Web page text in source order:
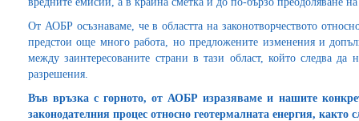
От АОБР осъзнаваме, че в областта на законотворчеството
предстои още много работа, но предложените изменения и
между заинтересованите страни в тази област, който следва да
разрешения.
Във връзка с горното, от АОБР изразяваме и нашите
законодателния процес относно геотермалната енергия, както